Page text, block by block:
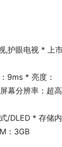
,护眼电视 * 上
9ms * 亮度：
幕分辨率：超
/DLED * 存储内
：3GB